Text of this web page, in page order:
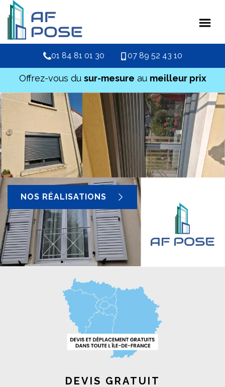
01 84 81 01 30 07 89 52 43 10
Offrez-vous du sur-mesure au meilleur prix
NOS RÉALISATIONS
DEVIS GRATUIT